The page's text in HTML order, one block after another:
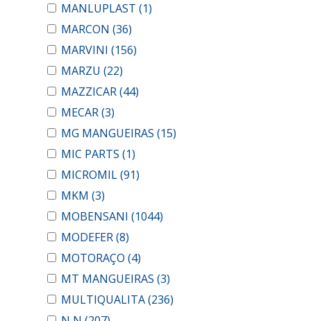
MANLUPLAST (1)
MARCON (36)
MARVINI (156)
MARZU (22)
MAZZICAR(44)
MECAR(3)
MG MANGUEIRAS (15)
MIC PARTS (1)
MICROMIL(91)
MKM (3)
MOBENSANI (1044)
MODEFER(8)
MOTORAÇO (4)
MT MANGUEIRAS (3)
MULTIQUALITA(236)